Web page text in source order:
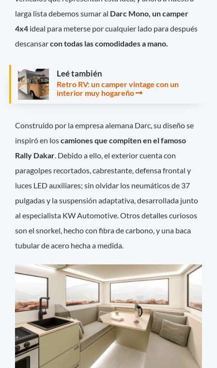
larga lista debemos sumar al Darc Mono, un camper
4x4 ideal para meterse por cualquier lado para después
descansarcon todas las comodidades a mano.
Leé también
Retro RV: un camper vintage con un
interior muy hogareño
Construido por la empresa alemana Darc, su diseño se
inspiró en loscamiones que compiten en el famoso
Rally Dakar. Debido a ello, el exterior cuenta con
paragolpes recortados, cabrestante, defensa frontal y
luces LED auxiliares; sin olvidar los neumáticos de 37
pulgadas y la suspensión adaptativa, desarrollada junto
al especialista KW Automotive. Otros detalles curiosos
son el snorkel, hecho con fibra de carbono, y una baca
tubular de acero hecha a medida.